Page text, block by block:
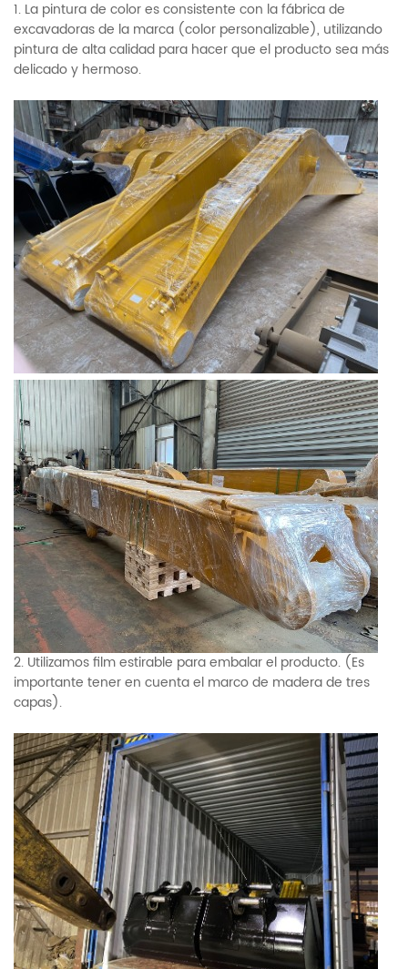
1. La pintura de color es consistente con la fábrica de
excavadoras de la marca (color personalizable), utilizando
pintura de alta calidad para hacer que el producto sea más
delicado y hermoso.
2. Utilizamos film estirable para embalar el producto. (Es
importante tener en cuenta el marco de madera de tres
capas).